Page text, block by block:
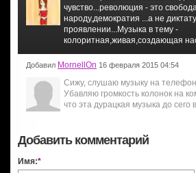
чувство...революция - это
народу,демократия ...а не
проявлении...Музыка в тему -
колоритная,живая,создающая
Добавил MornellOn 16 февраля 2015 04:54
Сижу, слушаю музыку на
Убавляю громкость колонок на
что эта дурацкая музыка до сего
Добавить комментарий
Имя:*